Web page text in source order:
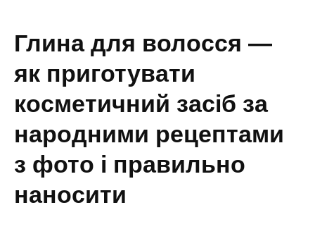
Глина для волосся —
як приготувати
косметичний засіб за
народними рецептами
з фото і правильно
наносити